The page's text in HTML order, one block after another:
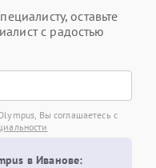
оставьте
с радостью
Вы соглашаетесь с
в Иванове: